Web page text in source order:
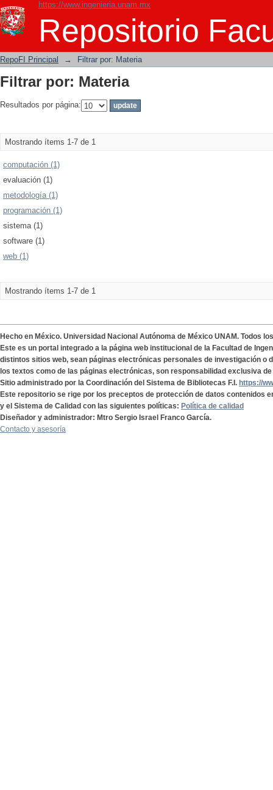
https://www.ingenieria.unam.mx
Repositorio
Filtrar por: Materia
RepoFI Principal → Filtrar por: Materia
Filtrar por: Materia
Resultados por página:
Mostrando ítems 1-7 de 1
computación (1)
evaluación (1)
metodología (1)
programación (1)
sistema (1)
software (1)
web (1)
Mostrando ítems 1-7 de 1
Hecho en México. Universidad Nacional Autónoma de México UNAM. Todos
Este es un portal integrado a la página web institucional de la Facultad de
distintos sitios web, sean páginas electrónicas personales de investigación o
los textos como de las páginas electrónicas, son responsabilidad exclusiva
Sitio administrado por la Coordinación del Sistema de Bibliotecas F.I. https://
Este repositorio se rige por los preceptos de protección de datos contenidos
y el Sistema de Calidad con las siguientes políticas: Política de calidad
Diseñador y administrador: Mtro Sergio Israel Franco García.
Contacto y asesoría